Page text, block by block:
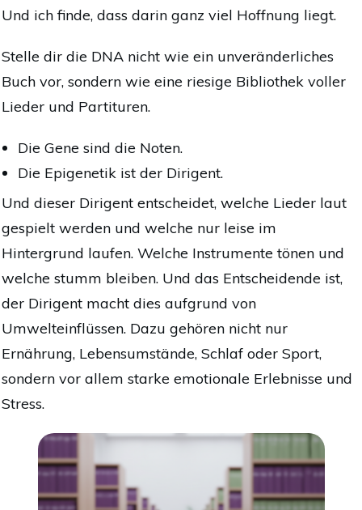
Und ich finde, dass darin ganz viel Hoffnung liegt.
Stelle dir die DNA nicht wie ein unveränderliches
Buch vor, sondern wie eine riesige Bibliothek voller
Lieder und Partituren.
Die Gene sind die Noten.
Die Epigenetik ist der Dirigent.
Und dieser Dirigent entscheidet, welche Lieder laut
gespielt werden und welche nur leise im
Hintergrund laufen. Welche Instrumente tönen und
welche stumm bleiben. Und das Entscheidende ist,
der Dirigent macht dies aufgrund von
Umwelteinflüssen. Dazu gehören nicht nur
Ernährung, Lebensumstände, Schlaf oder Sport,
sondern vor allem starke emotionale Erlebnisse und
Stress.